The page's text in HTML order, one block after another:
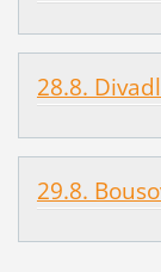
28.8.
29.8.